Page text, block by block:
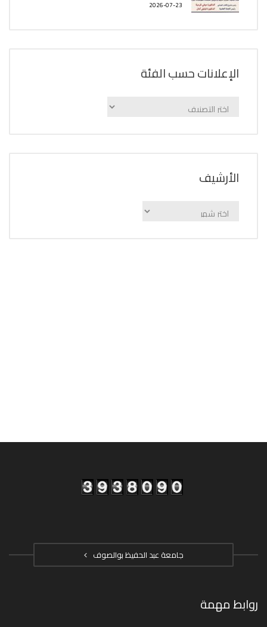
2026-07-23
الإعلانات حسب الفئة
الإعلانات
اﻷرشيف
اﻷرشيف
جامعة عبد الحفيظ بوالصوف
روابط مهمة